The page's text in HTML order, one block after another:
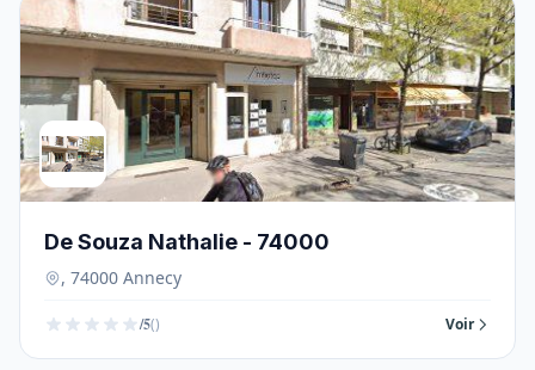
De Souza Nathalie - 74000
, 74000 Annecy
/5() Voir